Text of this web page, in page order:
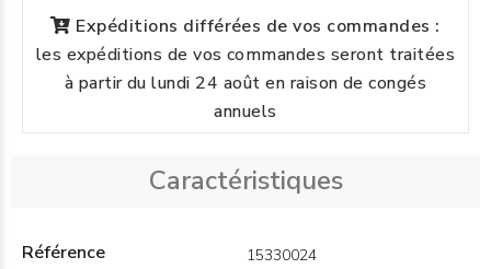
Expéditions différées de vos commandes :
les expéditions de vos commandes seront traitées
à partir du lundi 24 août en raison de congés
annuels
Caractéristiques
Référence 15330024